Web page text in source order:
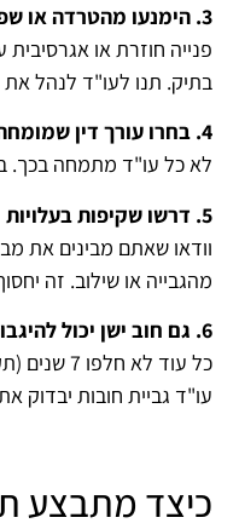
3. הימנעו מהטרדה או שפה מאיימת
פנייה חוזרת או
בתיק. תנו לעו"ד לנהל
4. בחרו עורך דין שמומחה בגביית חובות
לא כל עו"ד מתמחה בכך.
5. דרשו שקיפות בעלויות
וודאו שאתם מבינים את
מהגבייה או שילוב. זה
6. גם חוב ישן יכול להיגבות
כל עוד לא
עו"ד גביית חובות יבדוק
כיצד מתבצע